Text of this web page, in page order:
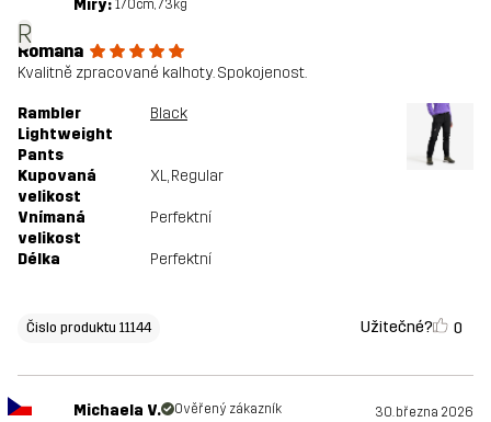
R
Míry: 170cm, 73kg
Romana
Kvalitně zpracované kalhoty. Spokojenost.
Rambler
Lightweight
Pants
Black
Kupovaná
velikost
XL, Regular
Vnímaná
velikost
Perfektní
Délka Perfektní
Čislo produktu 11144 Užitečné? 0
Michaela V. Ověřený zákazník 30. března 2026